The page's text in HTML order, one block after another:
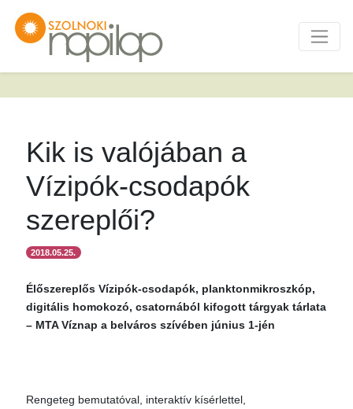
Kik is valójában a
Vízipók-csodapók
szereplői?
2018.05.25.
Élőszereplős Vízipók-csodapók, planktonmikroszkóp,
digitális homokozó, csatornából kifogott tárgyak tárlata
– MTA Víznap a belváros szívében június 1-jén
Rengeteg bemutatóval, interaktív kísérlettel,